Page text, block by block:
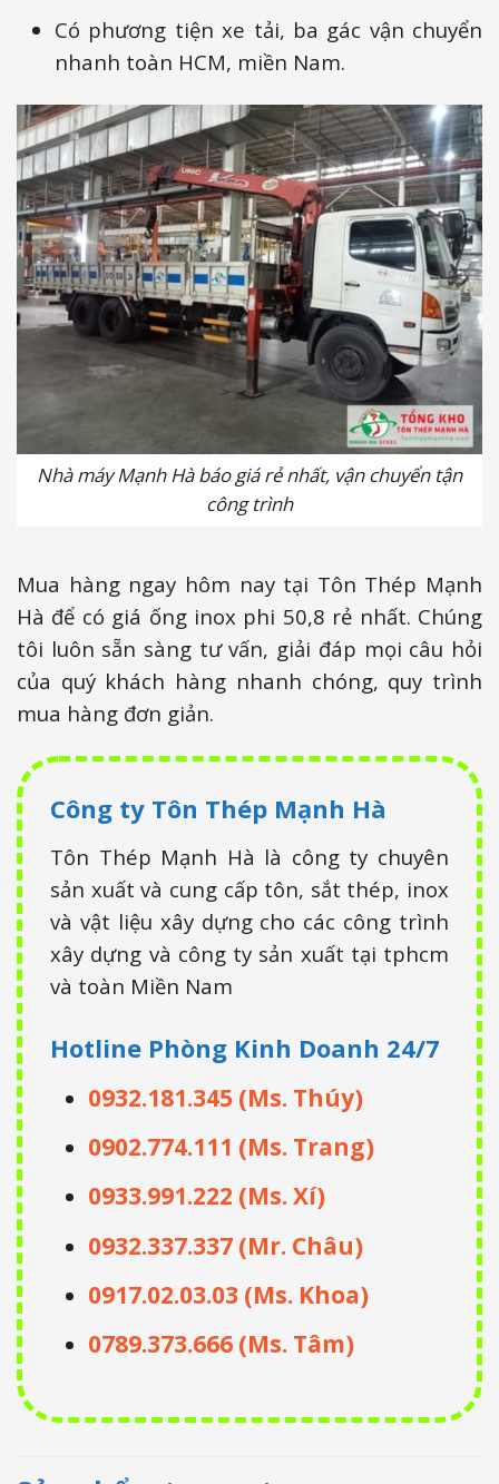
Có phương tiện xe tải, ba gác vận chuyển
nhanh toàn HCM, miền Nam.
Nhà máy Mạnh Hà báo giá rẻ nhất, vận chuyển tận
công trình
Mua hàng ngay hôm nay tại Tôn Thép Mạnh
Hà để có giá ống inox phi 50,8 rẻ nhất. Chúng
tôi luôn sẵn sàng tư vấn, giải đáp mọi câu hỏi
của quý khách hàng nhanh chóng, quy trình
mua hàng đơn giản.
Công ty Tôn Thép Mạnh Hà
Tôn Thép Mạnh Hà là công ty chuyên
sản xuất và cung cấp tôn, sắt thép, inox
và vật liệu xây dựng cho các công trình
xây dựng và công ty sản xuất tại tphcm
và toàn Miền Nam
Hotline Phòng Kinh Doanh 24/7
0932.181.345 (Ms. Thúy)
0902.774.111 (Ms. Trang)
0933.991.222 (Ms. Xí)
0932.337.337 (Mr. Châu)
0917.02.03.03 (Ms. Khoa)
0789.373.666 (Ms. Tâm)